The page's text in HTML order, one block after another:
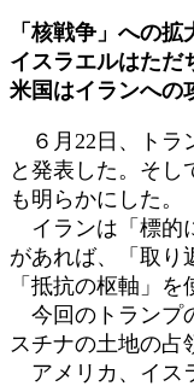
新
日
時
「核戦争」への拡
イスラエルはただ
米国はイランへの
６月22日、トラ
と発表した。そ
も明らかにした。
イランは「標的
があれば、「取り
「抵抗の枢軸」
今回のトランプ
スチナの土地の占
アメリカ、イ